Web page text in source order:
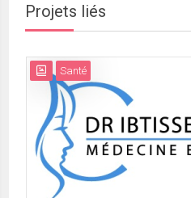
Projets liés
Santé